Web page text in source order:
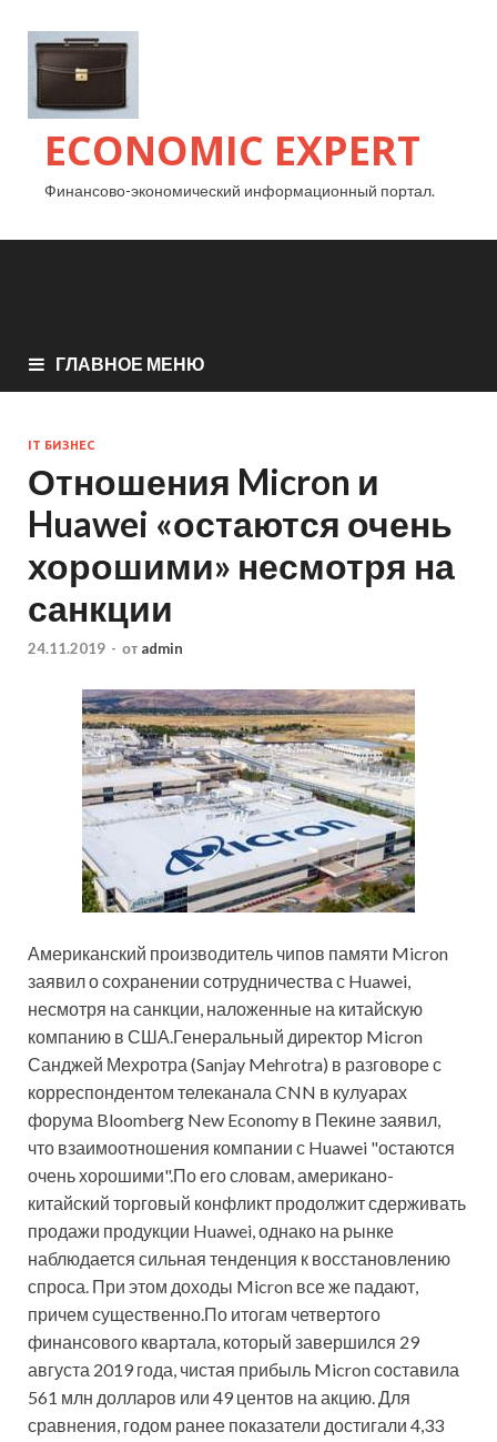
ECONOMIC EXPERT
Финансово-экономический информационный портал.
ГЛАВНОЕ МЕНЮ
IT БИЗНЕС
Отношения Micron и
Huawei «остаются очень
хорошими» несмотря на
санкции
24.11.2019 - от admin
Американский производитель чипов памяти Micron
заявил о сохранении сотрудничества с Huawei,
несмотря на санкции, наложенные на китайскую
компанию в США.Генеральный директор Micron
Санджей Мехротра (Sanjay Mehrotra) в разговоре с
корреспондентом телеканала CNN в кулуарах
форума Bloomberg New Economy в Пекине заявил,
что взаимоотношения компании с Huawei "остаются
очень хорошими".По его словам, американо-
китайский торговый конфликт продолжит сдерживать
продажи продукции Huawei, однако на рынке
наблюдается сильная тенденция к восстановлению
спроса. При этом доходы Micron все же падают,
причем существенно.По итогам четвертого
финансового квартала, который завершился 29
августа 2019 года, чистая прибыль Micron составила
561 млн долларов или 49 центов на акцию. Для
сравнения, годом ранее показатели достигали 4,33